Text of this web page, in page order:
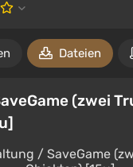
Dateien
(zwei